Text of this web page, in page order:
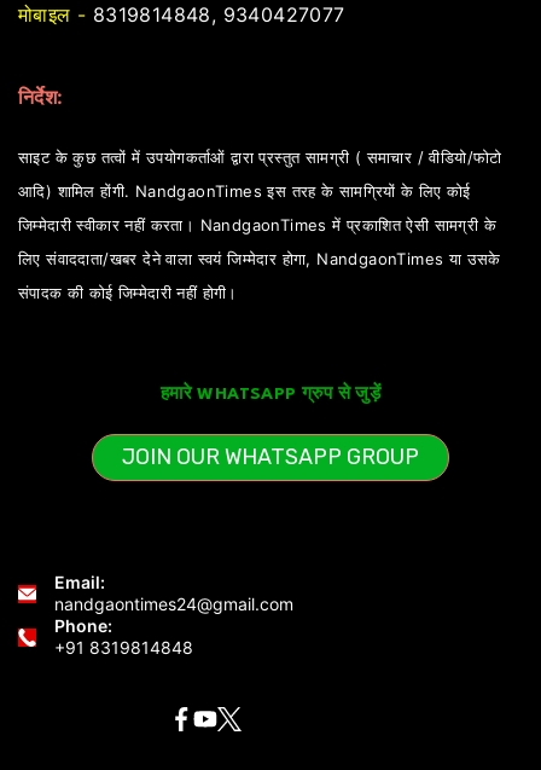
मोबाइल - 8319814848, 9340427077
निर्देश:
साइट के कुछ तत्वों में उपयोगकर्ताओं द्वारा प्रस्तुत सामग्री ( समाचार / वीडियो/फोटो
आदि) शामिल होंगी. NandgaonTimes इस तरह के सामग्रियों के लिए कोई
जिम्मेदारी स्वीकार नहीं करता। NandgaonTimes में प्रकाशित ऐसी सामग्री के
लिए संवाददाता/खबर देने वाला स्वयं जिम्मेदार होगा, NandgaonTimes या उसके
संपादक की कोई जिम्मेदारी नहीं होगी।
हमारे WHATSAPP ग्रुप से जुड़ें
JOIN OUR WHATSAPP GROUP
Email:
nandgaontimes24@gmail.com
Phone:
+91 8319814848